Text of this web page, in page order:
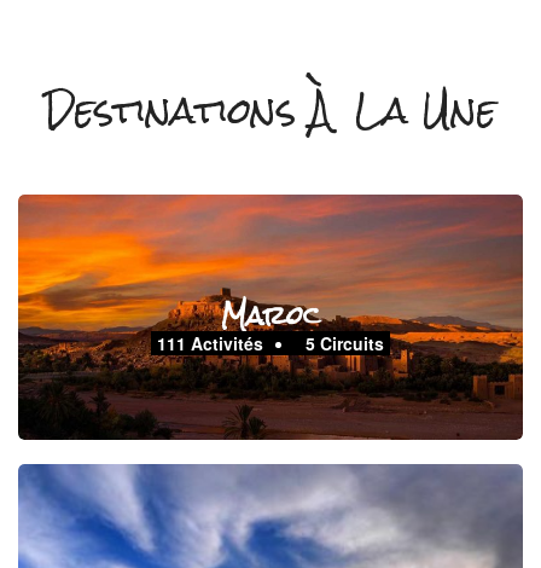
Destinations À La Une
Maroc
111 Activités 5 Circuits